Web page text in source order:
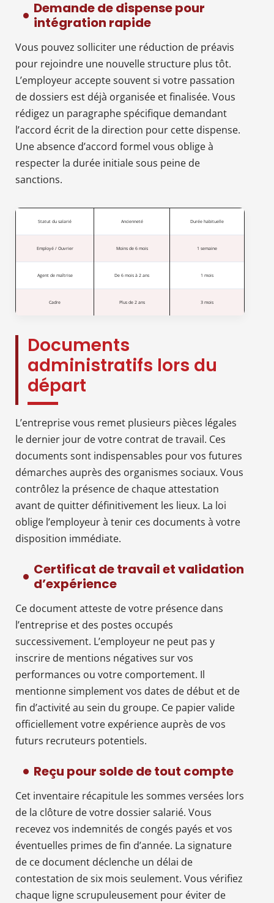
Demande de dispense pour
intégration rapide
Vous pouvez solliciter une réduction de préavis
pour rejoindre une nouvelle structure plus tôt.
L’employeur accepte souvent si votre passation
de dossiers est déjà organisée et finalisée. Vous
rédigez un paragraphe spécifique demandant
l’accord écrit de la direction pour cette dispense.
Une absence d’accord formel vous oblige à
respecter la durée initiale sous peine de
sanctions.
Statut du salarié Ancienneté Durée habituelle
Employé / Ouvrier Moins de 6 mois 1 semaine
Agent de maîtrise De 6 mois à 2 ans 1 mois
Cadre Plus de 2 ans 3 mois
Documents
administratifs lors du
départ
L’entreprise vous remet plusieurs pièces légales
le dernier jour de votre contrat de travail. Ces
documents sont indispensables pour vos futures
démarches auprès des organismes sociaux. Vous
contrôlez la présence de chaque attestation
avant de quitter définitivement les lieux. La loi
oblige l’employeur à tenir ces documents à votre
disposition immédiate.
Certificat de travail et validation
d’expérience
Ce document atteste de votre présence dans
l’entreprise et des postes occupés
successivement. L’employeur ne peut pas y
inscrire de mentions négatives sur vos
performances ou votre comportement. Il
mentionne simplement vos dates de début et de
fin d’activité au sein du groupe. Ce papier valide
officiellement votre expérience auprès de vos
futurs recruteurs potentiels.
Reçu pour solde de tout compte
Cet inventaire récapitule les sommes versées lors
de la clôture de votre dossier salarié. Vous
recevez vos indemnités de congés payés et vos
éventuelles primes de fin d’année. La signature
de ce document déclenche un délai de
contestation de six mois seulement. Vous vérifiez
chaque ligne scrupuleusement pour éviter de